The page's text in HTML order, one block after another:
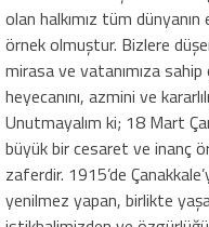
olan halkımız tüm
örnek olmuştur. Bizlere
mirasa ve vatanımıza sahip
heyecanını, azmini ve
Unutmayalım ki; 18 Mart
büyük bir cesaret ve inanç
zaferdir. 1915’de
yenilmez yapan, birlikte